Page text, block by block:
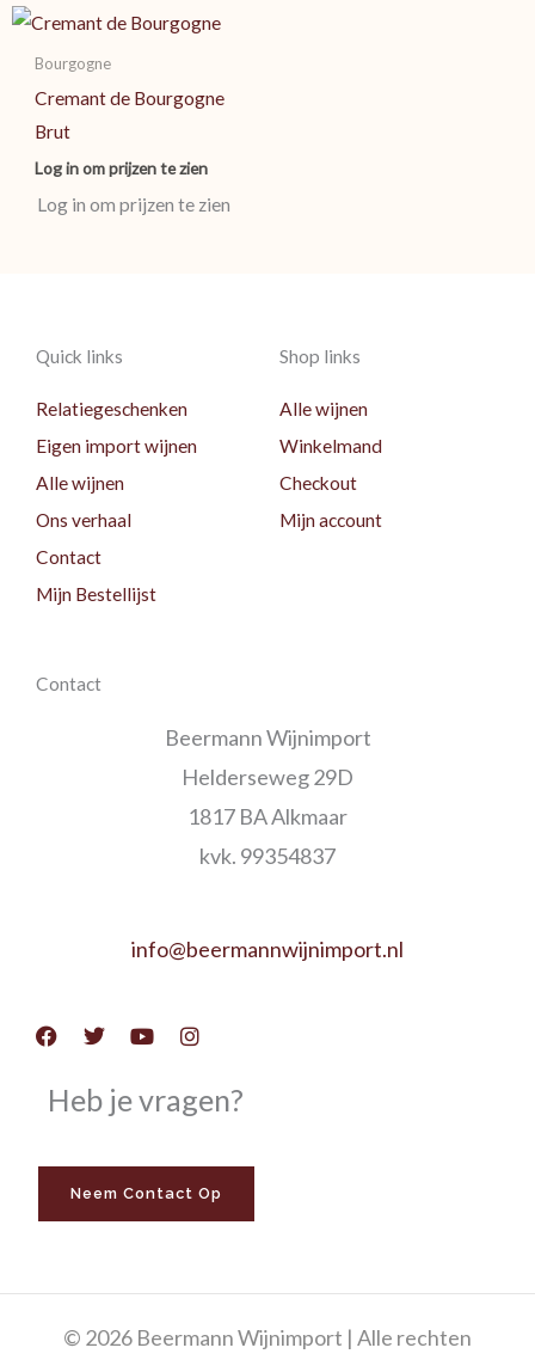
Bourgogne
Cremant de Bourgogne
Brut
Log in om prijzen te zien
Log in om prijzen te zien
Quick links
Relatiegeschenken
Eigen import wijnen
Alle wijnen
Ons verhaal
Contact
Mijn Bestellijst
Shop links
Alle wijnen
Winkelmand
Checkout
Mijn account
Contact
Beermann Wijnimport
Helderseweg 29D
1817 BA Alkmaar
kvk. 99354837
info@beermannwijnimport.nl
Facebook
TwitterYoutubeInstagram
Heb je vragen?
Neem Contact Op
© 2026 Beermann Wijnimport | Alle rechten